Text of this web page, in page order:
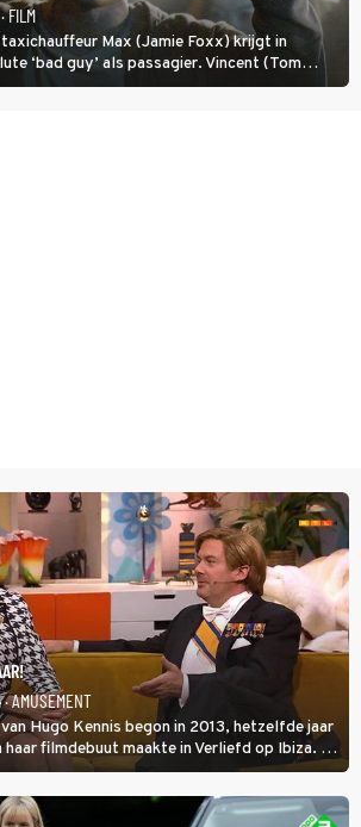
FILM
Max (Jamie Foxx) krijgt in
‘bad guy’ als passagier. Vincent (Tom
om hem de stad door te loodsen om een
· AMUSEMENT
Hugo Kennis begon in 2013, hetzelfde jaar
haar filmdebuut maakte in Verliefd op Ibiza. In
duidelijk wat ze nog meer weten van het
eindtwintigers waren.